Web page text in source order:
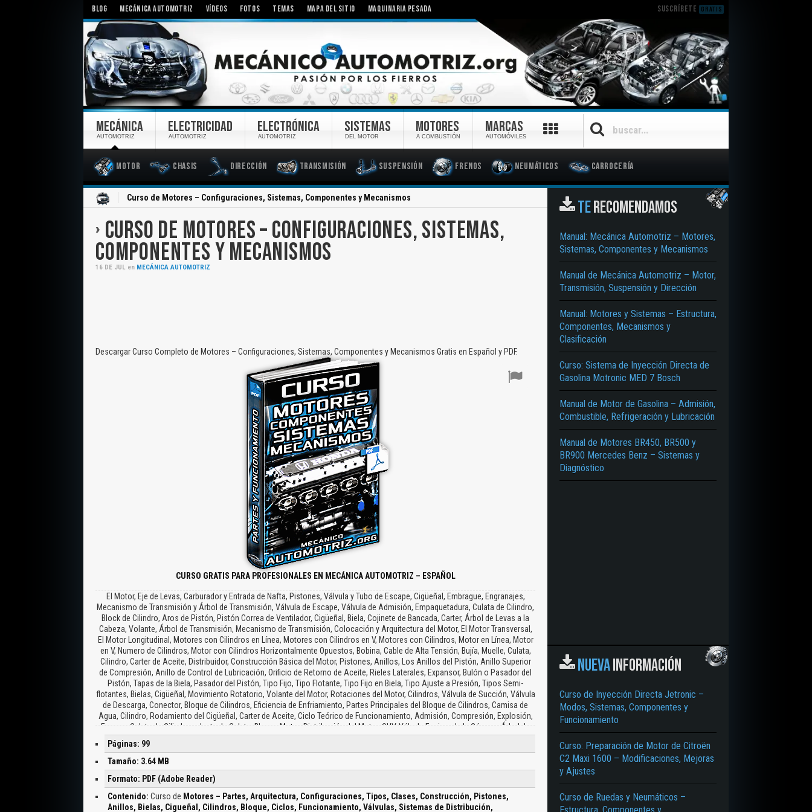
BLOG MECÁNICA AUTOMOTRIZ VÍDEOS FOTOS TEMAS MAPA DEL SITIO MAQUINARIA PESADA SUSCRÍBETE GRATIS
MECÁNICA
AUTOMOTRIZ
Motor Chasis Dirección Transmisión Suspensión Frenos Neumáticos Carrocería
ELECTRICIDAD
AUTOMOTRIZ
ELECTRÓNICA
AUTOMOTRIZ
SISTEMAS
DEL MOTOR
MOTORES
A COMBUSTIÓN
MARCAS
AUTOMÓVILES
Curso de Motores – Configuraciones, Sistemas, Componentes y Mecanismos
CURSO DE MOTORES – CONFIGURACIONES, SISTEMAS,
COMPONENTES Y MECANISMOS
16 DE JUL en MECÁNICA AUTOMOTRIZ
Descargar Curso Completo de Motores – Configuraciones, Sistemas, Componentes y Mecanismos Gratis en Español y PDF.
CURSO GRATIS PARA PROFESIONALES EN MECÁNICA AUTOMOTRIZ – ESPAÑOL
El Motor, Eje de Levas, Carburador y Entrada de Nafta, Pistones, Válvula y Tubo de Escape, Cigüeñal, Embrague, Engranajes,
Mecanismo de Transmisión y Árbol de Transmisión, Válvula de Escape, Válvula de Admisión, Empaquetadura, Culata de Cilindro,
Block de Cilindro, Aros de Pistón, Pistón Correa de Ventilador, Cigüeñal, Biela, Cojinete de Bancada, Carter, Árbol de Levas a la
Cabeza, Volante, Árbol de Transmisión, Mecanismo de Transmisión, Colocación y Arquitectura del Motor, El Motor Transversal,
El Motor Longitudinal, Motores con Cilindros en Línea, Motores con Cilindros en V, Motores con Cilindros, Motor en Línea, Motor
en V, Numero de Cilindros, Motor con Cilindros Horizontalmente Opuestos, Bobina, Cable de Alta Tensión, Bujía, Muelle, Culata,
Cilindro, Carter de Aceite, Distribuidor, Construcción Básica del Motor, Pistones, Anillos, Los Anillos del Pistón, Anillo Superior
de Compresión, Anillo de Control de Lubricación, Orificio de Retorno de Aceite, Rieles Laterales, Expansor, Bulón o Pasador del
Pistón, Tapas de la Biela, Pasador del Pistón, Tipo Fijo, Tipo Flotante, Tipo Fijo en Biela, Tipo Ajuste a Presión, Tipos Semi-
flotantes, Bielas, Cigüeñal, Movimiento Rotatorio, Volante del Motor, Rotaciones del Motor, Cilindros, Válvula de Succión, Válvula
de Descarga, Conector, Bloque de Cilindros, Eficiencia de Enfriamiento, Partes Principales del Bloque de Cilindros, Camisa de
Agua, Cilindro, Rodamiento del Cigüeñal, Carter de Aceite, Ciclo Teórico de Funcionamiento, Admisión, Compresión, Explosión,
Escape, Culata de Cilindros, Junta de Culata, Bloque Motor, Distribución del Motor, OHV, Válvula Encima de la Cámara, Árbol de
Levas Cam-Shaft, Válvulas, Tornillo de Ajuste, Empujador Taque, Sistema de Distribución, Distribución Directa, Distribución
Indirecta, Sistema de Lubricación, Ejes de Balancines, Turbocompresor, Válvula Enfriador, Enfriador de Aceite, Válvula Filtro, Filtro
de Aceite, Bomba de Aceite, Carter, Válvula Reguladora, Bomba de Aceite, Filtro de Aceite, Colector de Aceite, Colador de Aceite,
Bomba de Aceite, Sistema de Refrigeración, Tapa de Llenado, Filtro y Acondicionador del Líquido, Derivación, Drenaje, Drenaje
del Radiador, Cámara de Agua, Cámara de Combustión, Termostato, Empaque, Agua Caliente, Tapón del Radiador, Abrazadera,
Ventilador, Banda del Ventilador, Sensor de Temperatura, Camisas Húmedas, Bomba de Agua, Configuración del Radiador, Caja
de Agua Superior, Boquilla de Entrada, Tapón del Radiador, Boca de Llenado, Fondo Superior de los Tubos, Caja de Agua Inferior,
Páginas: 99
Tamaño: 3.64 MB
Formato: PDF (Adobe Reader)
Contenido: Curso de Motores – Partes, Arquitectura, Configuraciones, Tipos, Clases, Construcción, Pistones,
Anillos, Bielas, Cigueñal, Cilindros, Bloque, Ciclos, Funcionamiento, Válvulas, Sistemas de Distribución,
TERECOMENDAMOS
Manual: Mecánica Automotriz – Motores,
Sistemas, Componentes y Mecanismos
Manual de Mecánica Automotriz – Motor,
Transmisión, Suspensión y Dirección
Manual: Motores y Sistemas – Estructura,
Componentes, Mecanismos y
Clasificación
Curso: Sistema de Inyección Directa de
Gasolina Motronic MED 7 Bosch
Manual de Motor de Gasolina – Admisión,
Combustible, Refrigeración y Lubricación
Manual de Motores BR450, BR500 y
BR900 Mercedes Benz – Sistemas y
Diagnóstico
NUEVAINFORMACIÓN
Curso de Inyección Directa Jetronic –
Modos, Sistemas, Componentes y
Funcionamiento
Curso: Preparación de Motor de Citroën
C2 Maxi 1600 – Modificaciones, Mejoras
y Ajustes
Curso de Ruedas y Neumáticos –